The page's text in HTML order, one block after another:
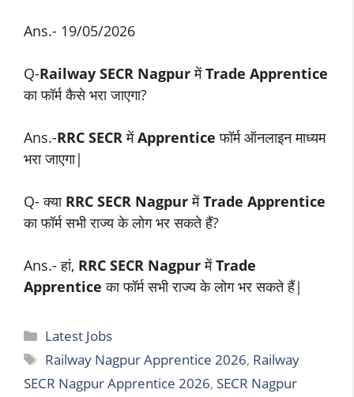
Ans.- 19/05/2026
Q-Railway SECR NagpurमेंTrade Apprentice
का फॉर्म कैसे भरा जाएगा?
Ans.-RRC SECRमेंApprenticeफॉर्म ऑनलाइन माध्यम
भरा जाएगा|
Q- क्या RRC SECR NagpurमेंTrade Apprentice
का फॉर्म सभी राज्य के लोग भर सकते हैं?
Ans.- हां, RRC SECR NagpurमेंTrade
Apprentice का फॉर्म सभी राज्य के लोग भर सकते हैं|
Categories
Latest Jobs
Tags
Railway Nagpur Apprentice 2026, Railway
SECR Nagpur Apprentice 2026, SECR Nagpur